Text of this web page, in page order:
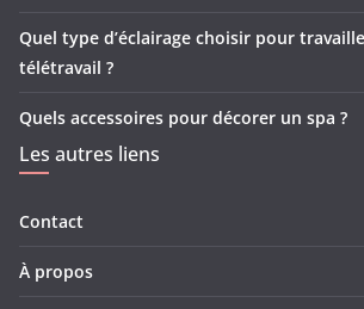
Quel type d’éclairage choisir pour
télétravail ?
Quels accessoires pour décorer un spa ?
Les autres liens
Contact
À propos